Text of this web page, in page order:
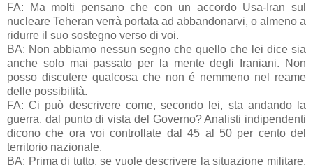
FA: Ma molti pensano che con un accordo Usa-Iran sul
nucleare Teheran verrà portata ad abbandonarvi, o almeno a
ridurre il suo sostegno verso di voi.
BA: Non abbiamo nessun segno che quello che lei dice sia
anche solo mai passato per la mente degli Iraniani. Non
posso discutere qualcosa che non é nemmeno nel reame
delle possibilità.
FA: Ci può descrivere come, secondo lei, sta andando la
guerra, dal punto di vista del Governo? Analisti indipendenti
dicono che ora voi controllate dal 45 al 50 per cento del
territorio nazionale.
BA: Prima di tutto, se vuole descrivere la situazione militare,